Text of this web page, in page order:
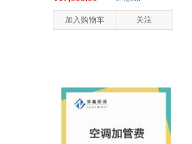
加入购物车 关注